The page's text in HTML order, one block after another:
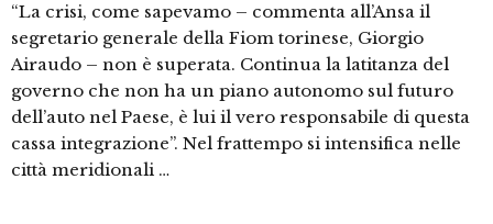
“La crisi, come sapevamo – commenta all’Ansa il
segretario generale della Fiom torinese, Giorgio
Airaudo – non è superata. Continua la latitanza del
governo che non ha un piano autonomo sul futuro
dell’auto nel Paese, è lui il vero responsabile di questa
cassa integrazione”. Nel frattempo si intensifica nelle
città meridionali …